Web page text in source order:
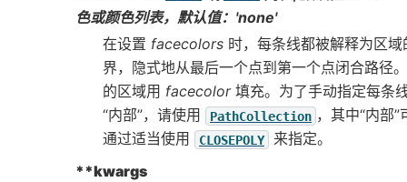
色或颜色列表，默认值：'none'
在设置 facecolors 时，每条线都被解释为区域
界，隐式地从最后一个点到第一个点闭合路径
的区域用 facecolor填充。为了手动指定每条
“内部”，请使用
PathCollection ，其中“内部”
通过适当使用
CLOSEPOLY
来指定。
**kwargs